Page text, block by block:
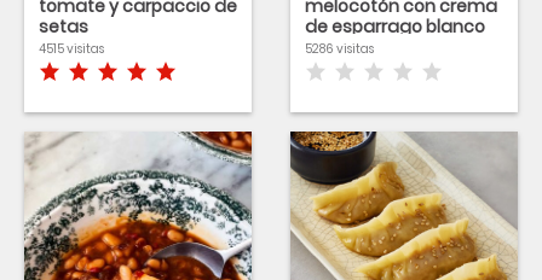
tomate y carpaccio de
setas
4515 visitas
melocotón con crema
de esparrago blanco
5286 visitas